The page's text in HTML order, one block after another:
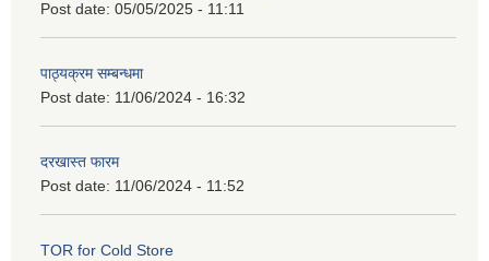
Post date: 05/05/2025 - 11:11
पाठ्यक्रम सम्बन्धमा
Post date: 11/06/2024 - 16:32
दरखास्त फारम
Post date: 11/06/2024 - 11:52
TOR for Cold Store